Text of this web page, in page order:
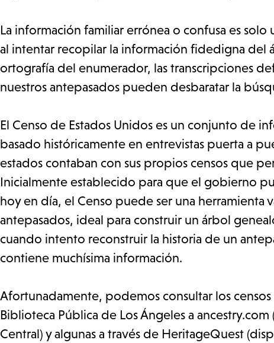
La información familiar errónea o confusa es
al intentar recopilar la información fidedigna del
ortografía del enumerador, las transcripciones
nuestros antepasados pueden desbaratar la
El Censo de Estados Unidos es un conjunto de
basado históricamente en entrevistas puerta a
estados contaban con sus propios censos que
Inicialmente establecido para que el gobierno
hoy en día, el Censo puede ser una herramienta
antepasados, ideal para construir un árbol
cuando intento reconstruir la historia de un
contiene muchísima información.
Afortunadamente, podemos consultar los
Biblioteca Pública de Los Ángeles a
Central) y algunas a través de HeritageQuest